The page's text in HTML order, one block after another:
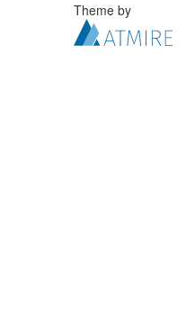
Theme by